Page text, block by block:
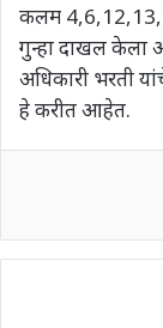
कलम
गुन्हा दाखल केला
अधिकारी भरती
हे करीत आहेत.